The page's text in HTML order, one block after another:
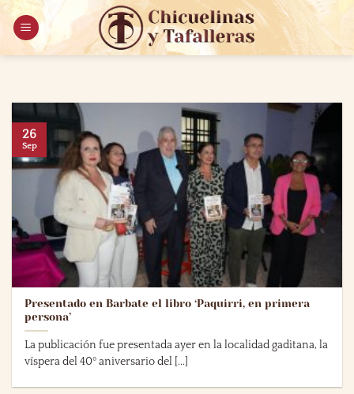
Saltar
contenido
Presentado en Barbate el libro ‘Paquirri, en primera
persona’
La publicación fue presentada ayer en la localidad gaditana, la
víspera del 40º aniversario del [...]
26
Sep